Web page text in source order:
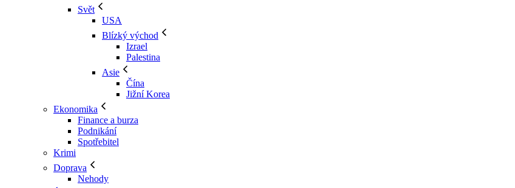
Svět
USA
Blízký východ
Izrael
Palestina
Asie
Čína
Jižní Korea
Ekonomika
Finance a burza
Podnikání
Spotřebitel
Krimi
Doprava
Nehody